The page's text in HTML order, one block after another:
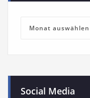
Archiv
Social Media